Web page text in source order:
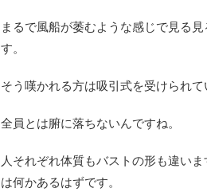
まるで風船が萎むような感じで見る
す。
そう嘆かれる方は吸引式を受けられて
全員とは腑に落ちないんですね。
人それぞれ体質もバストの形も違い
は何かあるはずです。